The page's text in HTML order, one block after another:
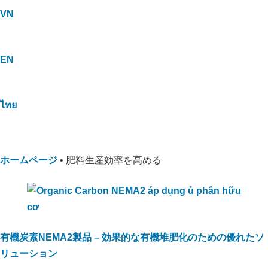
VN
EN
ไทย
ホームページ • 肥料生産効率を高める
有機炭素NEMA2製品 – 効果的な有機堆肥化のための優れたソ
リューション